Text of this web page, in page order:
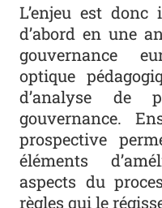
L’enjeu est
d’abord en une
gouvernance
optique
d’analyse de
gouvernance.
prospective
éléments
aspects du
règles qui le